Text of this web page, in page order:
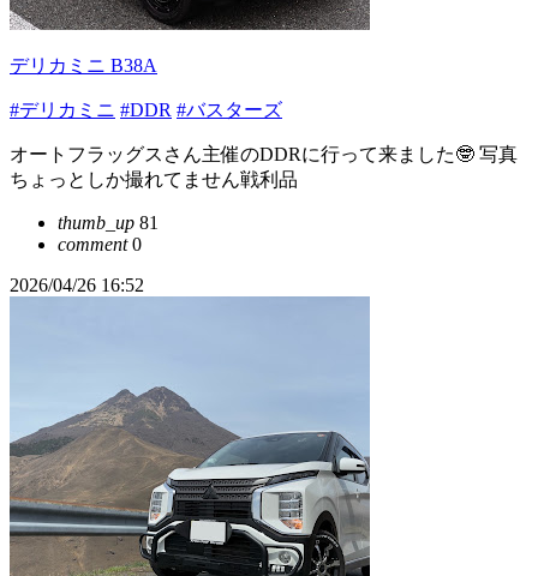
デリカミニ B38A
#デリカミニ #DDR #バスターズ
オートフラッグスさん主催のDDRに行って来ました🤓 写真
ちょっとしか撮れてません戦利品
thumb_up 81
comment0
2026/04/26 16:52